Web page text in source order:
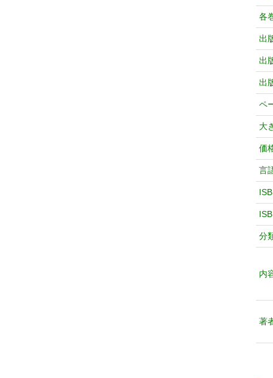
各
出
出
出
ペ
大
価
言
分
内
著